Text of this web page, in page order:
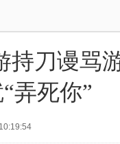
持刀谩骂
弄死你”